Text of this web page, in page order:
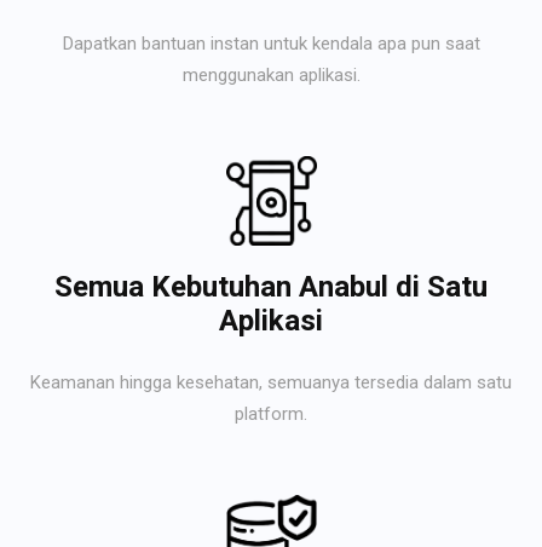
Dapatkan bantuan instan untuk kendala apa pun saat
menggunakan aplikasi.
Semua Kebutuhan Anabul di Satu
Aplikasi
Keamanan hingga kesehatan, semuanya tersedia dalam satu
platform.